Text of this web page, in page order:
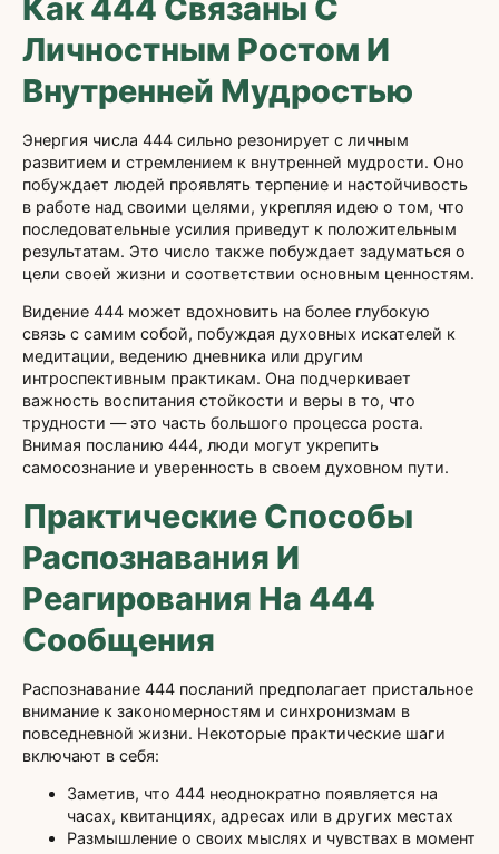
Как 444 Связаны С
Личностным Ростом И
Внутренней Мудростью
Энергия числа 444 сильно резонирует с личным
развитием и стремлением к внутренней мудрости. Оно
побуждает людей проявлять терпение и настойчивость
в работе над своими целями, укрепляя идею о том, что
последовательные усилия приведут к положительным
результатам. Это число также побуждает задуматься о
цели своей жизни и соответствии основным ценностям.
Видение 444 может вдохновить на более глубокую
связь с самим собой, побуждая духовных искателей к
медитации, ведению дневника или другим
интроспективным практикам. Она подчеркивает
важность воспитания стойкости и веры в то, что
трудности — это часть большого процесса роста.
Внимая посланию 444, люди могут укрепить
самосознание и уверенность в своем духовном пути.
Практические Способы
Распознавания И
Реагирования На 444
Сообщения
Распознавание 444 посланий предполагает пристальное
внимание к закономерностям и синхронизмам в
повседневной жизни. Некоторые практические шаги
включают в себя:
Заметив, что 444 неоднократно появляется на
часах, квитанциях, адресах или в других местах
Размышление о своих мыслях и чувствах в момент